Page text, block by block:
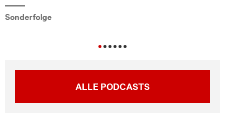
Sonderfolge
ALLE PODCASTS